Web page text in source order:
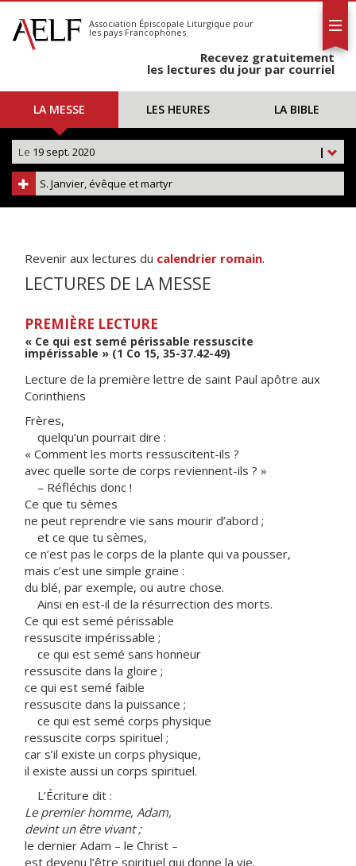
S'abonner
Calendrier
Association Épiscopale Liturgique pour
les pays Francophones
Recevez gratuitement
les lectures du jour par courriel
LA MESSE LES HEURES LA BIBLE
|
Le 19 sept. 2020
S. Janvier, évêque et martyr
Revenir aux lectures du calendrier romain.
LECTURES DE LA MESSE
PREMIÈRE LECTURE
« Ce qui est semé périssable ressuscite
impérissable » (1 Co 15, 35-37.42-49)
Lecture de la première lettre de saint Paul apôtre aux
Corinthiens
Frères,
quelqu’un pourrait dire :
« Comment les morts ressuscitent-ils ?
avec quelle sorte de corps reviennent-ils ? »
– Réfléchis donc !
Ce que tu sèmes
ne peut reprendre vie sans mourir d’abord ;
et ce que tu sèmes,
ce n’est pas le corps de la plante qui va pousser,
mais c’est une simple graine :
du blé, par exemple, ou autre chose.
Ainsi en est-il de la résurrection des morts.
Ce qui est semé périssable
ressuscite impérissable ;
ce qui est semé sans honneur
ressuscite dans la gloire ;
ce qui est semé faible
ressuscite dans la puissance ;
ce qui est semé corps physique
ressuscite corps spirituel ;
car s’il existe un corps physique,
il existe aussi un corps spirituel.
L’Écriture dit :
Le premier homme, Adam,
devint un être vivant ;
le dernier Adam – le Christ –
est devenu l’être spirituel qui donne la vie.